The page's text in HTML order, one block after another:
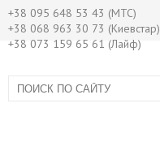
+38 095 648 53 43 (МТС)
+38 068 963 30 73 (Киевстар)
+38 073 159 65 61 (Лайф)